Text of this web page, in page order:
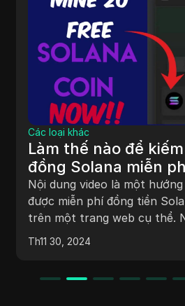
Các loại khác
Làm thế nào để
đồng Solana miễn
Nội dung video là một
được miễn phí đồng tiền
trên một trang web cụ thể.
cung cấp hướng dẫn từng
cập trang web, nhập địa chỉ
một lần mỗi ngày. Người kể
Th11 30, 2024